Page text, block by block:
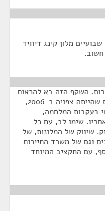
מלון קינג דיוויד
השקף הזה בא להראות
את הצמיחה הגדולה מאוד בתיירות שהייתה צפויה ב-2006,
בעקבות המלחמה,
שימו לב, עם כל
שיווק של המלונות, של
וגם של משרד התיירות
עם התקציב המיוחד